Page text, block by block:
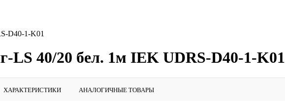
D40-1-K01
LS 40/20 бел. 1м IEK UDRS-D40-1-K01
ХАРАКТЕРИСТИКИ АНАЛОГИЧНЫЕ ТОВАРЫ